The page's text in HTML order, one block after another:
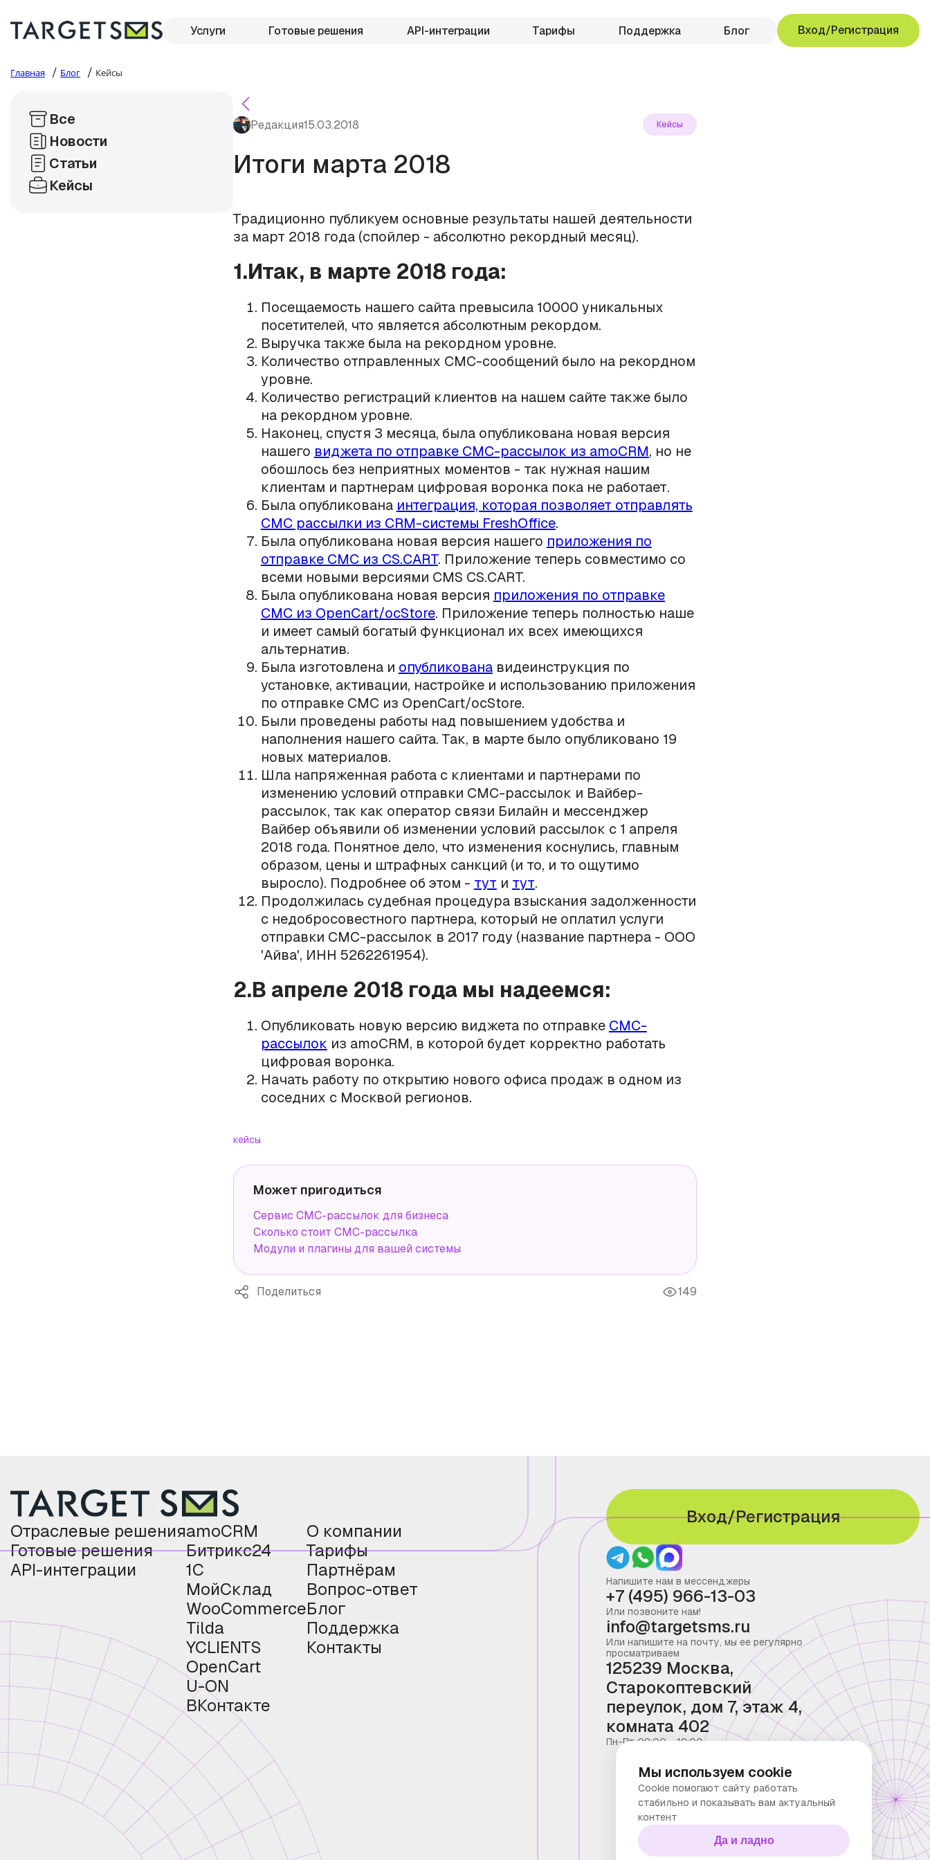
Услуги Готовые решения API-интеграции Тарифы Поддержка Блог Вход/Регистрация
Главная / Блог / Кейсы
Все
Новости
Статьи
Кейсы
Редакция15.03.2018 Кейсы
Итоги марта 2018
Традиционно публикуем основные результаты нашей деятельности
за март 2018 года (спойлер - абсолютно рекордный месяц).
1.Итак, в марте 2018 года:
Посещаемость нашего сайта превысила 10000 уникальных
посетителей, что является абсолютным рекордом.
Выручка также была на рекордном уровне.
Количество отправленных СМС-сообщений было на рекордном
уровне.
Количество регистраций клиентов на нашем сайте также было
на рекордном уровне.
Наконец, спустя 3 месяца, была опубликована новая версия
нашего виджета по отправке СМС-рассылок из amoCRM, но не
обошлось без неприятных моментов - так нужная нашим
клиентам и партнерам цифровая воронка пока не работает.
Была опубликована интеграция, которая позволяет отправлять
СМС рассылки из CRM-системы FreshOffice.
Была опубликована новая версия нашего приложения по
отправке СМС из CS.CART. Приложение теперь совместимо со
всеми новыми версиями CMS CS.CART.
Была опубликована новая версия приложения по отправке
СМС из OpenCart/ocStore. Приложение теперь полностью наше
и имеет самый богатый функционал их всех имеющихся
альтернатив.
Была изготовлена и опубликованавидеинструкция по
установке, активации, настройке и использованию приложения
по отправке СМС из OpenCart/ocStore.
Были проведены работы над повышением удобства и
наполнения нашего сайта. Так, в марте было опубликовано 19
новых материалов.
Шла напряженная работа с клиентами и партнерами по
изменению условий отправки СМС-рассылок и Вайбер-
рассылок, так как оператор связи Билайн и мессенджер
Вайбер объявили об изменении условий рассылок с 1 апреля
2018 года. Понятное дело, что изменения коснулись, главным
образом, цены и штрафных санкций (и то, и то ощутимо
выросло). Подробнее об этом - тут и тут.
Продолжилась судебная процедура взыскания задолженности
с недобросовестного партнера, который не оплатил услуги
отправки СМС-рассылок в 2017 году (название партнера - ООО
'Айва', ИНН 5262261954).
2.В апреле 2018 года мы надеемся:
Опубликовать новую версию виджета по отправке СМС-
рассылок из amoCRM, в которой будет корректно работать
цифровая воронка.
Начать работу по открытию нового офиса продаж в одном из
соседних с Москвой регионов.
кейсы
Может пригодиться
Сервис СМС-рассылок для бизнеса
Сколько стоит СМС-рассылка
Модули и плагины для вашей системы
Поделиться 149
Отраслевые решения
Готовые решения
API-интеграции
amoCRM
Битрикс24
1С
МойСклад
WooCommerce
Tilda
YCLIENTS
OpenCart
U-ON
ВКонтакте
О компании
Тарифы
Партнёрам
Вопрос-ответ
Блог
Поддержка
Контакты
Вход/Регистрация
Напишите нам в мессенджеры
+7 (495) 966-13-03
Или позвоните нам!
info@targetsms.ru
Или напишите на почту, мы ее регулярно
просматриваем
125239 Москва,
Старокоптевский
переулок, дом 7, этаж 4,
комната 402
Пн-Пт 09:00 - 19:00
Мы используем cookie
Cookie помогают сайту работать
стабильно и показывать вам актуальный
контент
Да и ладно